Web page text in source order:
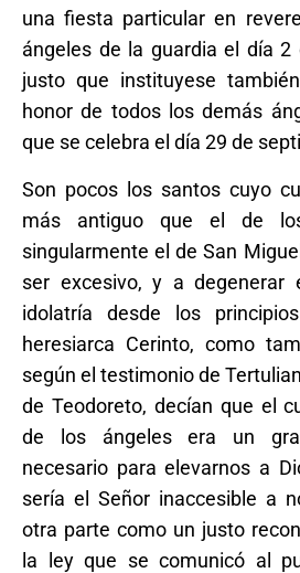
una fiesta particular en
ángeles de la guardia el día 2
justo que instituyese
honor de todos los demás
que se celebra el día 29 de
Son pocos los santos cuyo
más antiguo que el de
singularmente el de San
ser excesivo, y a degenerar
idolatría desde los
heresiarca Cerinto, como
según el testimonio de
de Teodoreto, decían que el
de los ángeles era un
necesario para elevarnos a
sería el Señor inaccesible a
otra parte como un justo
la ley que se comunicó al